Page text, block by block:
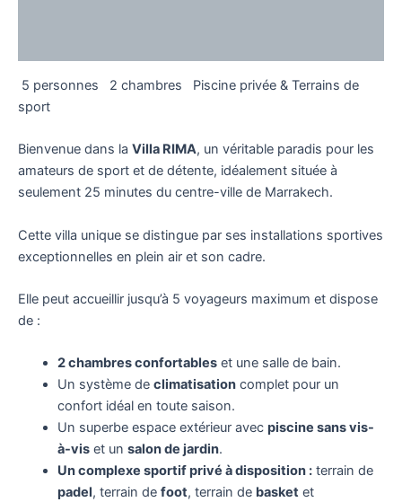
5 personnes 2 chambres
Piscine privée & Terrains de
sport
Bienvenue dans la Villa RIMA, un véritable paradis pour les
amateurs de sport et de détente, idéalement située à
seulement 25 minutes du centre-ville de Marrakech.
Cette villa unique se distingue par ses installations sportives
exceptionnelles en plein air et son cadre.
Elle peut accueillir jusqu’à 5 voyageurs maximum et dispose
de :
2 chambres confortableset une salle de bain.
Un système de climatisationcomplet pour un
confort idéal en toute saison.
Un superbe espace extérieur avec piscine sans vis-
à-viset un salon de jardin.
Un complexe sportif privé à disposition :terrain de
padel, terrain de foot, terrain de basketet